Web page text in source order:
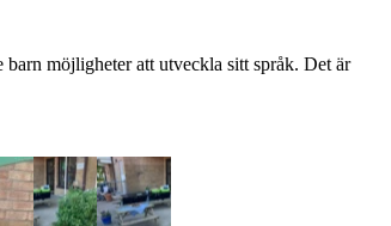
möjligheter att utveckla sitt språk. Det är